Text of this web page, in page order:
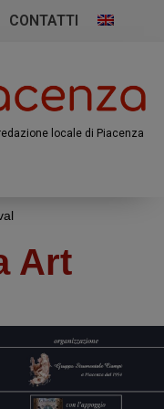
CONTATTI
locale di Piacenza
Art